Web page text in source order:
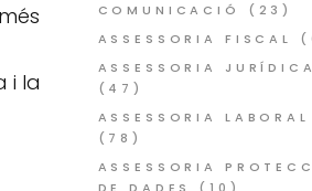
i la
COMUNICACIÓ
(23)
ASSESSORIA FISCAL
ASSESSORIA JURÍDICA
(47)
ASSESSORIA LABORAL
(78)
ASSESSORIA